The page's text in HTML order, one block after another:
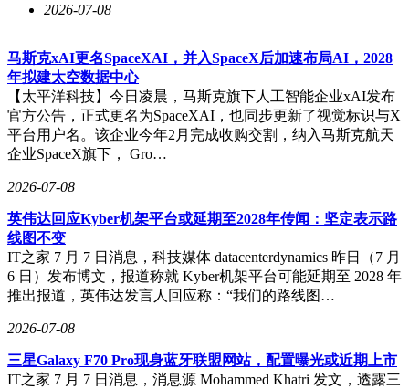
2026-07-08
马斯克xAI更名SpaceXAI，并入SpaceX后加速布局AI，2028
年拟建太空数据中心
【太平洋科技】今日凌晨，马斯克旗下人工智能企业xAI发布
官方公告，正式更名为SpaceXAI，也同步更新了视觉标识与X
平台用户名。该企业今年2月完成收购交割，纳入马斯克航天
企业SpaceX旗下， Gro…
2026-07-08
英伟达回应Kyber机架平台或延期至2028年传闻：坚定表示路
线图不变
IT之家 7 月 7 日消息，科技媒体 datacenterdynamics 昨日（7 月
6 日）发布博文，报道称就 Kyber机架平台可能延期至 2028 年
推出报道，英伟达发言人回应称：“我们的路线图…
2026-07-08
三星Galaxy F70 Pro现身蓝牙联盟网站，配置曝光或近期上市
IT之家 7 月 7 日消息，消息源 Mohammed Khatri 发文，透露三